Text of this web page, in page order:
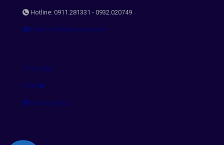
Hotline: 0911.281331 - 0932.020749
Email: info@dong-tay.com
Hỏi đáp
Privacy policy